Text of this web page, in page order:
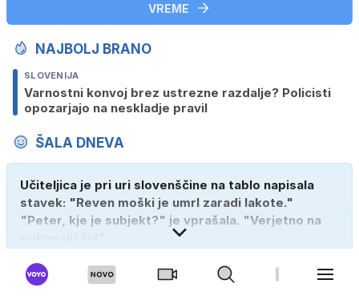
VREME
NAJBOLJ BRANO
SLOVENIJA
Varnostni konvoj brez ustrezne razdalje? Policisti
opozarjajo na neskladje pravil
ŠALA DNEVA
Učiteljica je pri uri slovenščine na tablo napisala
stavek: "Reven moški je umrl zaradi lakote."
"Peter, kje je subjekt?" je vprašala. "Verjetno na
147